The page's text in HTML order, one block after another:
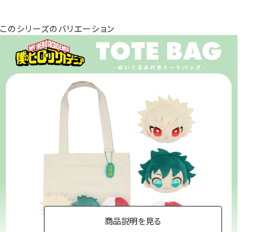
このシリーズのバリエーション
商品説明を見る